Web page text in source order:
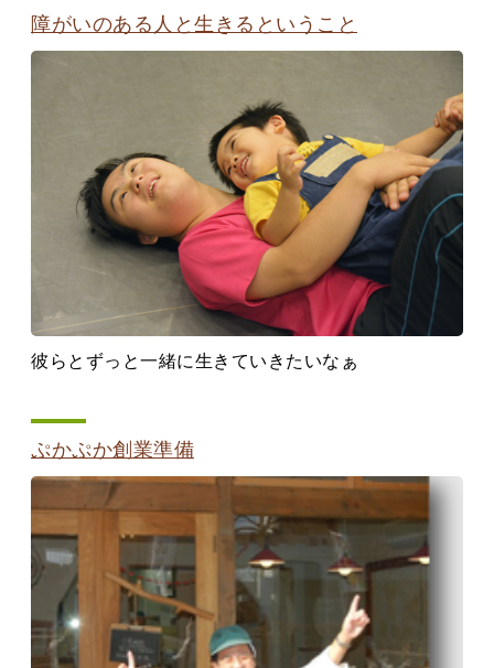
障がいのある人と生きるということ
彼らとずっと一緒に生きていきたいなぁ
ぷかぷか創業準備